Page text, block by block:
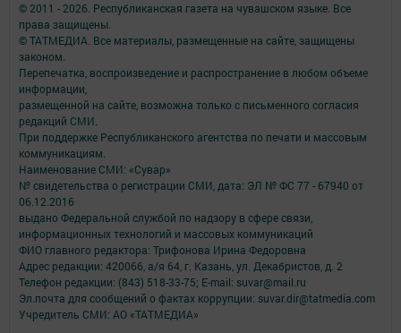
© 2011 - 2026. Республиканская газета на чувашском языке. Все
права защищены.
© ТАТМЕДИА. Все материалы, размещенные на сайте, защищены
законом.
Перепечатка, воспроизведение и распространение в любом объеме
информации,
размещенной на сайте, возможна только с письменного согласия
редакций СМИ.
При поддержке Республиканского агентства по печати и массовым
коммуникациям.
Наименование СМИ: «Сувар»
№ свидетельства о регистрации СМИ, дата: ЭЛ № ФС 77 - 67940 от
06.12.2016
выдано Федеральной службой по надзору в сфере связи,
информационных технологий и массовых коммуникаций
ФИО главного редактора: Трифонова Ирина Федоровна
Адрес редакции: 420066, а/я 64, г. Казань, ул. Декабристов, д. 2
Телефон редакции: (843) 518-33-75; E-mail: suvar@mail.ru
Эл.почта для сообщений о фактах коррупции: suvar.dir@tatmedia.com
Учредитель СМИ: АО «ТАТМЕДИА»